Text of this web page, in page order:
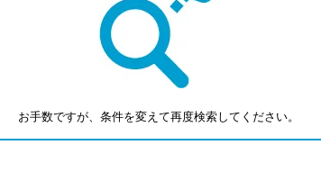
お手数ですが、条件を変えて再度検索してください。